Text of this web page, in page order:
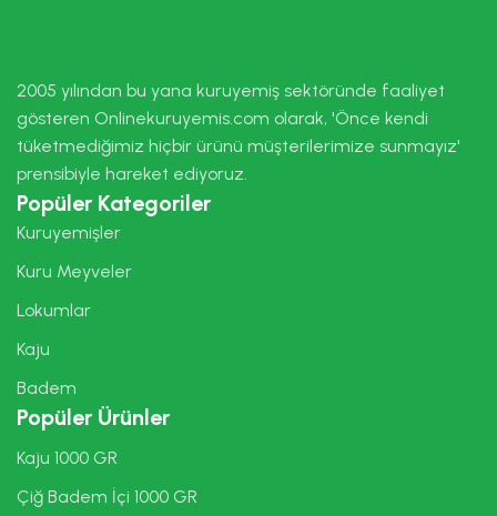
2005 yılından bu yana kuruyemiş sektöründe faaliyet
gösteren Onlinekuruyemis.com olarak, 'Önce kendi
tüketmediğimiz hiçbir ürünü müşterilerimize sunmayız'
prensibiyle hareket ediyoruz.
Popüler Kategoriler
Kuruyemişler
Kuru Meyveler
Lokumlar
Kaju
Badem
Popüler Ürünler
Kaju 1000 GR
Çiğ Badem İçi 1000 GR